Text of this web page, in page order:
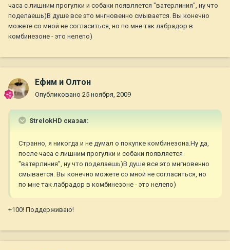
часа с лишним прогулки и собаки появляется "ватерлиния", ну что
поделаешь)В душе все это мнгновенно смывается. Вы конечно
можете со мной не согласиться, но по мне так лабрадор в
комбинезоне - это нелепо)
Ефим и Олтон
Опубликовано 25 ноября, 2009
StrelokHD сказал:
Странно, я никогда и не думал о покупке комбинезона.Ну да,
после часа с лишним прогулки и собаки появляется
"ватерлиния", ну что поделаешь)В душе все это мнгновенно
смывается. Вы конечно можете со мной не согласиться, но
по мне так лабрадор в комбинезоне - это нелепо)
+100! Поддерживаю!